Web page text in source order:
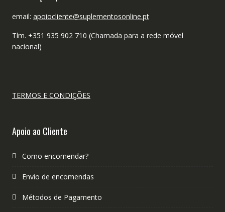
email: apoiocliente@suplementosonline.pt
Tlm. +351 935 902 710 (Chamada para a rede móvel
nacional)
TERMOS E CONDIÇÕES
Apoio ao Cliente
Como encomendar?
Envio de encomendas
Métodos de Pagamento